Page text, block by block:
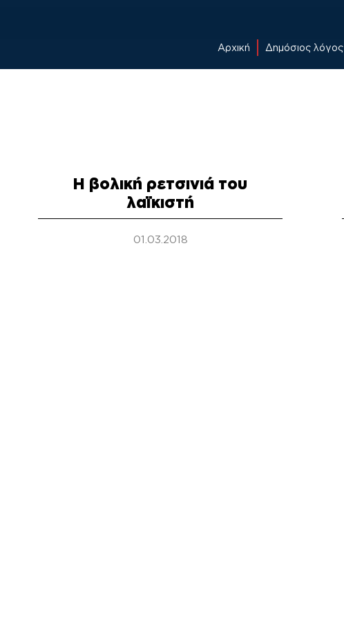
Αρχική Δημόσιος λόγος
Η βολική ρετσινιά του
λαϊκιστή
01.03.2018